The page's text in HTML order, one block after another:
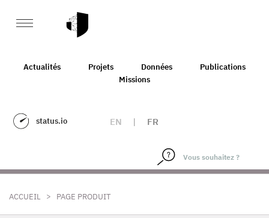
Actualités Projets Données
Publications
Missions
status.io EN | FR
ACCUEIL > PAGE PRODUIT